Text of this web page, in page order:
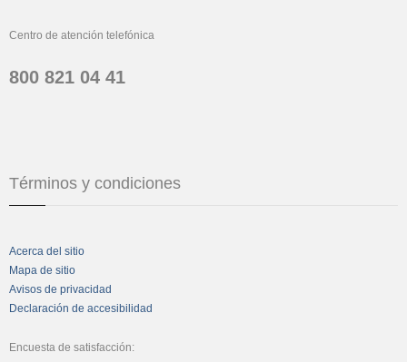
Centro de atención telefónica
800 821 04 41
Términos y condiciones
Acerca del sitio
Mapa de sitio
Avisos de privacidad
Declaración de accesibilidad
Encuesta de satisfacción: